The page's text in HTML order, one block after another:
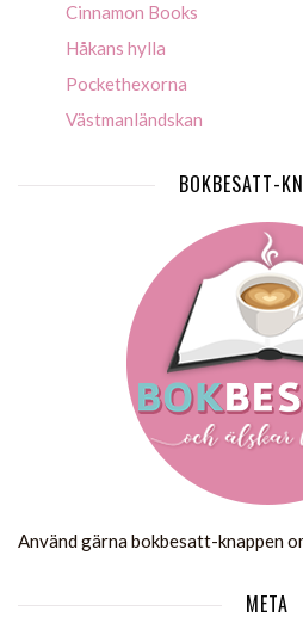
Cinnamon Books
Håkans hylla
Pockethexorna
Västmanländskan
BOKBESATT-
Använd gärna bokbesatt-knappen
META